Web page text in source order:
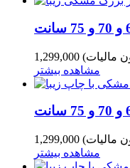
مالیات)
مشاهده بیشتر
مالیات)
مشاهده بیشتر